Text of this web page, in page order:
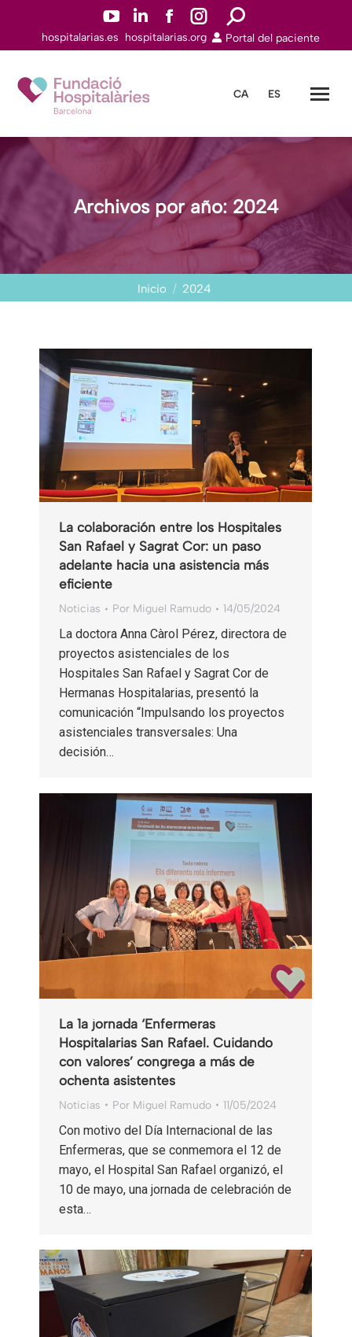
YouTuben
abre
una
ventana
Linkedinn
abre
ventana
Facebookn
abre
ventana
Instagramn
abre
ventana
Buscar:
hospitalarias.es hospitalarias.org Portal del paciente
CA ES
Archivos por año:2024
Inicio 2024
La colaboración entre los Hospitales
San Rafael y Sagrat Cor: un paso
adelante hacia una asistencia más
eficiente
Noticias Por Miguel Ramudo 14/05/2024
La doctora Anna Càrol Pérez, directora de
proyectos asistenciales de los
Hospitales San Rafael y Sagrat Cor de
Hermanas Hospitalarias, presentó la
comunicación “Impulsando los proyectos
asistenciales transversales: Una
decisión…
La 1a jornada ‘Enfermeras
Hospitalarias San Rafael. Cuidando
con valores’ congrega a más de
ochenta asistentes
Noticias Por Miguel Ramudo 11/05/2024
Con motivo del Día Internacional de las
Enfermeras, que se conmemora el 12 de
mayo, el Hospital San Rafael organizó, el
10 de mayo, una jornada de celebración de
esta…